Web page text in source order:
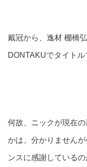
戴冠から、逸材 棚橋
DONTAKUでタイトル
何故、ニックが現在
かは、分かりません
ンスに感謝しているの